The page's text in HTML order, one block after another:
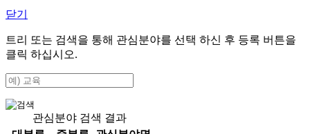
닫기
트리 또는 검색을 통해 관심분야를 선택 하신 후 등록 버튼을
클릭 하십시오.
관심분야 검색 결과